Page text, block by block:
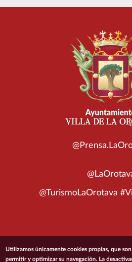
@TurismoLaOrotava
© 2026 Ayuntamiento de la
Utilizamos únicamente cookies propias, que
permitir y optimizar su navegación. La